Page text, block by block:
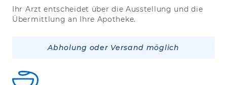
Ihr Arzt entscheidet über die Ausstellung und die
Übermittlung an Ihre Apotheke.
Abholung oder Versand möglich